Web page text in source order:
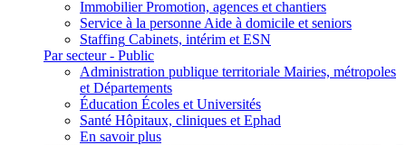
Immobilier Promotion, agences et chantiers
Service à la personne Aide à domicile et seniors
Staffing Cabinets, intérim et ESN
Par secteur - Public
Administration publique territoriale Mairies, métropoles
et Départements
Éducation Écoles et Universités
Santé Hôpitaux, cliniques et Ephad
En savoir plus